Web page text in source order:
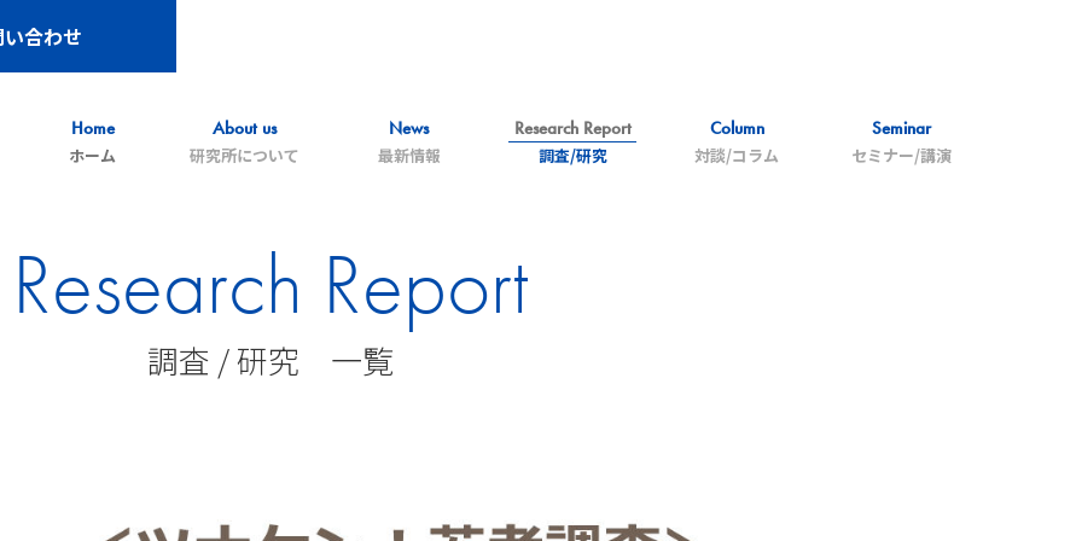
合わせ
Home
ホーム
About us
研究所について
News
最新情報
Research Report
調査/研究
Column
対談/コラム
Seminar
セミナー/講演
Research Report
調査 / 研究 一覧